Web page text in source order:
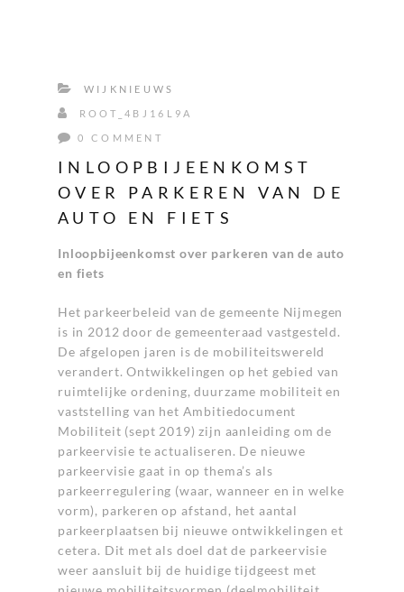
WIJKNIEUWS
ROOT_4BJ16L9A
0 COMMENT
INLOOPBIJEENKOMST
OVER PARKEREN VAN DE
AUTO EN FIETS
Inloopbijeenkomst over parkeren van de auto
en fiets
Het parkeerbeleid van de gemeente Nijmegen
is in 2012 door de gemeenteraad vastgesteld.
De afgelopen jaren is de mobiliteitswereld
verandert. Ontwikkelingen op het gebied van
ruimtelijke ordening, duurzame mobiliteit en
vaststelling van het Ambitiedocument
Mobiliteit (sept 2019) zijn aanleiding om de
parkeervisie te actualiseren. De nieuwe
parkeervisie gaat in op thema’s als
parkeerregulering (waar, wanneer en in welke
vorm), parkeren op afstand, het aantal
parkeerplaatsen bij nieuwe ontwikkelingen et
cetera. Dit met als doel dat de parkeervisie
weer aansluit bij de huidige tijdgeest met